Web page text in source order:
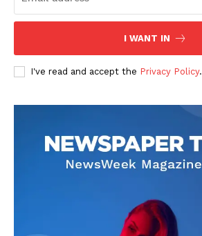
I WANT IN
I've read and accept the Privacy Policy.